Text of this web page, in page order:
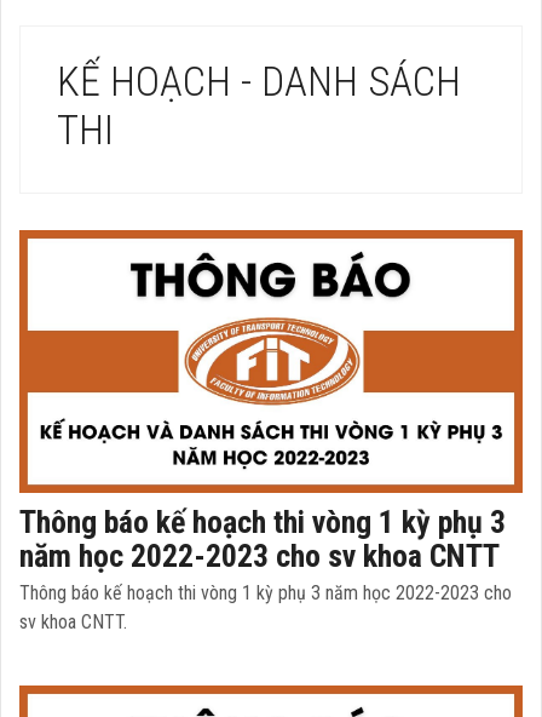
KẾ HOẠCH - DANH SÁCH
THI
Thông báo kế hoạch thi vòng 1 kỳ phụ 3
năm học 2022-2023 cho sv khoa CNTT
Thông báo kế hoạch thi vòng 1 kỳ phụ 3 năm học 2022-2023 cho
sv khoa CNTT.